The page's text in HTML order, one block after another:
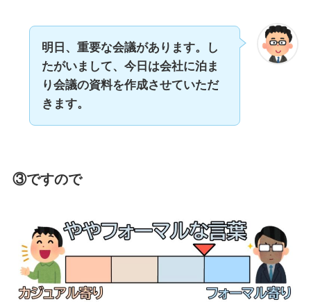
明日、重要な会議があります。し
たがいまして、今日は会社に泊ま
り会議の資料を作成させていただ
きます。
③ですので